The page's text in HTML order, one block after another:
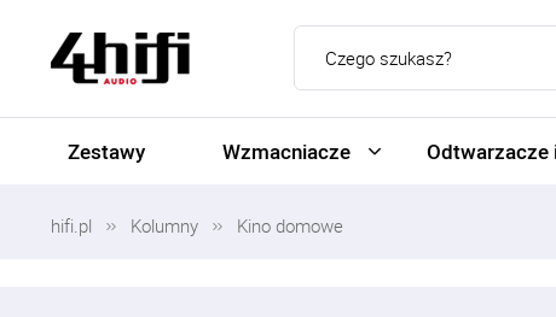
Zestawy Wzmacniacze Odtwarzacze
hifi.pl Kolumny Kino domowe